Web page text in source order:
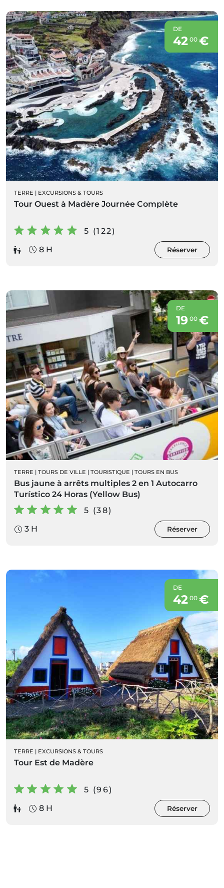
DE
42 00€
TERRE | EXCURSIONS & TOURS
Tour Ouest à Madère Journée Complète
5 (122)
8 H
Réserver
DE
19 00€
TERRE | TOURS DE VILLE | TOURISTIQUE | TOURS EN BUS
Bus jaune à arrêts multiples 2 en 1 Autocarro
Turístico 24 Horas (Yellow Bus)
5 (38)
3 H
Réserver
DE
42 00€
TERRE | EXCURSIONS & TOURS
Tour Est de Madère
5 (96)
8 H
Réserver